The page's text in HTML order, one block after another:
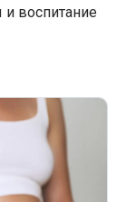
и воспитание